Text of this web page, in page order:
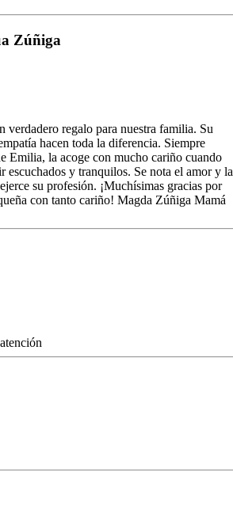
Zúñiga
verdadero regalo para nuestra familia. Su
hacen toda la diferencia. Siempre
Emilia, la acoge con mucho cariño cuando
escuchados y tranquilos. Se nota el amor y la
su profesión. ¡Muchísimas gracias por
con tanto cariño! Magda Zúñiga Mamá